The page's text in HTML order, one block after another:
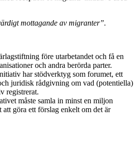
mottagande av migranter”.
före utarbetandet och få en
och andra berörda parter.
har stödverktyg som forumet, ett
juridisk rådgivning om vad (potentiella)
registrerat.
måste samla in minst en miljon
göra ett förslag enkelt om det är